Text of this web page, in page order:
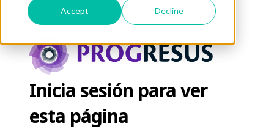
Accept Decline
Inicia sesión para ver
esta página